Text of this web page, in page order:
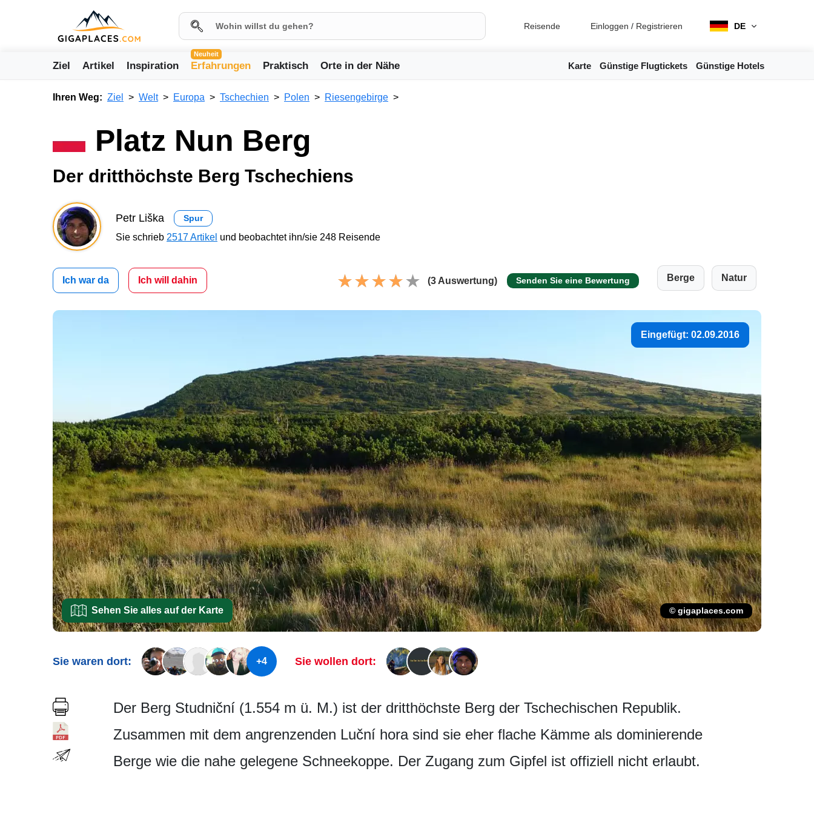
Reisende Einloggen / Registrieren DE
Ziel Artikel Inspiration
Neuheit
Erfahrungen Praktisch Orte in der Nähe Karte Günstige Flugtickets Günstige Hotels
Ihren Weg: Ziel Welt Europa Tschechien Polen Riesengebirge
Platz Nun Berg
Der dritthöchste Berg Tschechiens
Petr Liška Spur
Sie schrieb 2517 Artikel und beobachtet ihn/sie 248 Reisende
Ich war da Ich will dahin (3 Auswertung) Senden Sie eine Bewertung Berge Natur
Eingefügt: 02.09.2016
Sehen Sie alles auf der Karte © gigaplaces.com
Sie waren dort: +4 Sie wollen dort:
Der Berg Studniční (1.554 m ü. M.) ist der dritthöchste Berg der Tschechischen Republik.
Zusammen mit dem angrenzenden Luční hora sind sie eher flache Kämme als dominierende
Berge wie die nahe gelegene Schneekoppe. Der Zugang zum Gipfel ist offiziell nicht erlaubt.